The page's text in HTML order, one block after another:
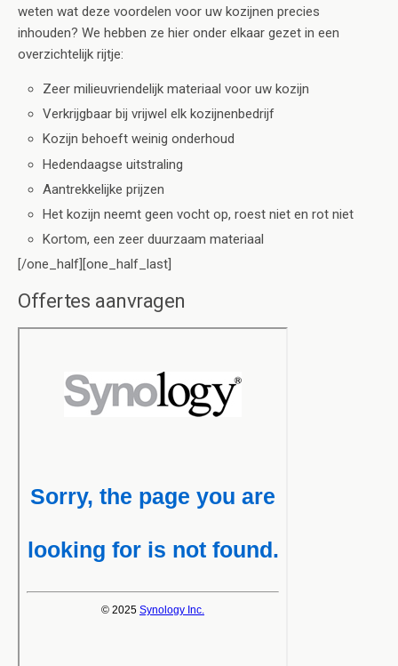
weten wat deze voordelen voor uw kozijnen precies
inhouden? We hebben ze hier onder elkaar gezet in een
overzichtelijk rijtje:
Zeer milieuvriendelijk materiaal voor uw kozijn
Verkrijgbaar bij vrijwel elk kozijnenbedrijf
Kozijn behoeft weinig onderhoud
Hedendaagse uitstraling
Aantrekkelijke prijzen
Het kozijn neemt geen vocht op, roest niet en rot niet
Kortom, een zeer duurzaam materiaal
[/one_half][one_half_last]
Offertes aanvragen